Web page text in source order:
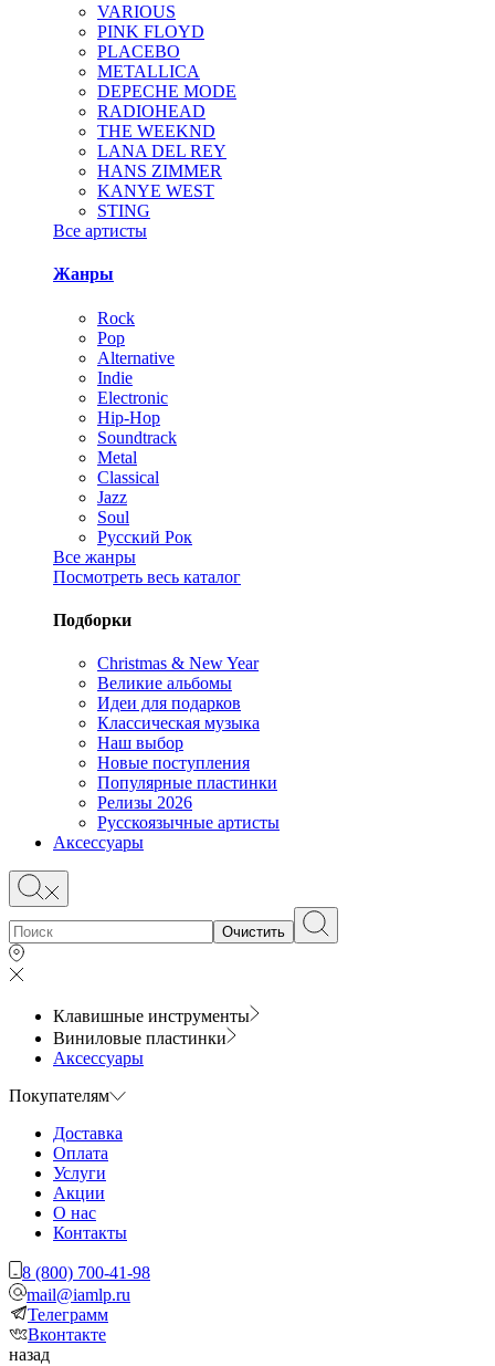
VARIOUS
PINK FLOYD
PLACEBO
METALLICA
DEPECHE MODE
RADIOHEAD
THE WEEKND
LANA DEL REY
HANS ZIMMER
KANYE WEST
STING
Все артисты
Жанры
Rock
Pop
Alternative
Indie
Electronic
Hip-Hop
Soundtrack
Metal
Classical
Jazz
Soul
Русский Рок
Все жанры
Посмотреть весь каталог
Подборки
Christmas & New Year
Великие альбомы
Идеи для подарков
Классическая музыка
Наш выбор
Новые поступления
Популярные пластинки
Релизы 2026
Русскоязычные артисты
Аксессуары
Очистить
Клавишные инструменты
Виниловые пластинки
Аксессуары
Покупателям
Доставка
Оплата
Услуги
Акции
О нас
Контакты
8 (800) 700-41-98
mail@iamlp.ru
Телеграмм
Вконтакте
назад